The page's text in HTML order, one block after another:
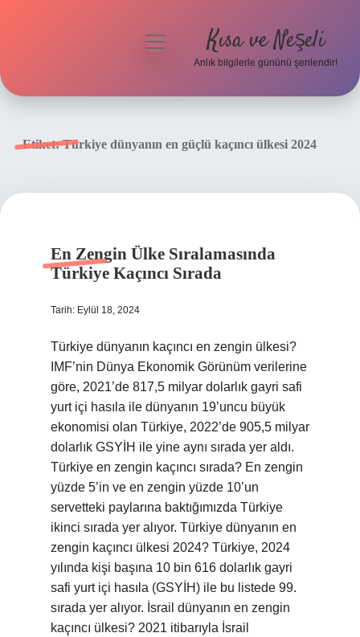
menüyü
Kısa ve Neşeli
Anlık bilgilerle gününü şenlendir!
Etiket:Türkiye dünyanın en güçlü kaçıncı ülkesi 2024
En Zengin Ülke Sıralamasında
Türkiye Kaçıncı Sırada
Tarih: Eylül 18, 2024
Türkiye dünyanın kaçıncı en zengin ülkesi?
IMF’nin Dünya Ekonomik Görünüm verilerine
göre, 2021’de 817,5 milyar dolarlık gayri safi
yurt içi hasıla ile dünyanın 19’uncu büyük
ekonomisi olan Türkiye, 2022’de 905,5 milyar
dolarlık GSYİH ile yine aynı sırada yer aldı.
Türkiye en zengin kaçıncı sırada? En zengin
yüzde 5’in ve en zengin yüzde 10’un
servetteki paylarına baktığımızda Türkiye
ikinci sırada yer alıyor. Türkiye dünyanın en
zengin kaçıncı ülkesi 2024? Türkiye, 2024
yılında kişi başına 10 bin 616 dolarlık gayri
safi yurt içi hasıla (GSYİH) ile bu listede 99.
sırada yer alıyor. İsrail dünyanın en zengin
kaçıncı ülkesi? 2021 itibarıyla İsrail